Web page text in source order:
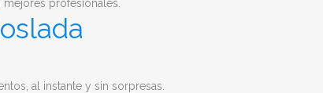
profesionales.
al instante y sin sorpresas.